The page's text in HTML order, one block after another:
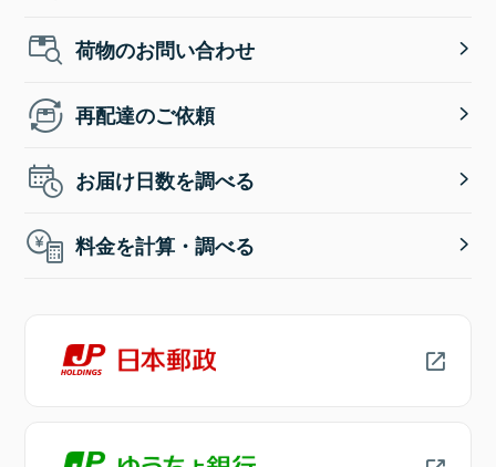
荷物のお問い合わせ
再配達のご依頼
お届け日数を調べる
料金を計算・調べる